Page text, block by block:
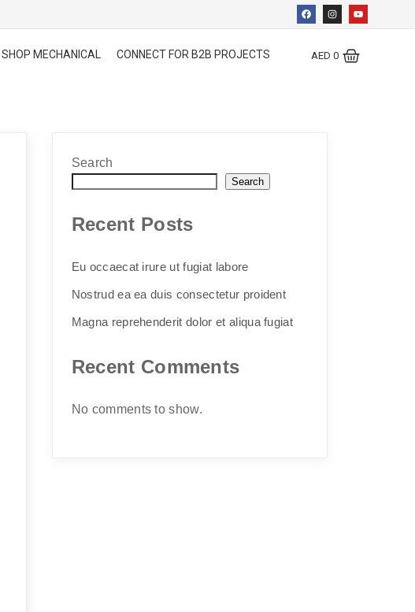
SHOP MECHANICAL CONNECT FOR B2B PROJECTS AED 0
Search
Search
Recent Posts
Eu occaecat irure ut fugiat labore
Nostrud ea ea duis consectetur proident
Magna reprehenderit dolor et aliqua fugiat
Recent Comments
No comments to show.